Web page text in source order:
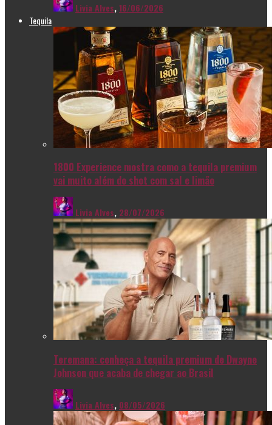
Livia Alves,16/06/2026
Tequila
1800 Experience mostra como a tequila premium
vai muito além do shot com sal e limão
Livia Alves, 28/07/2026
Teremana: conheça a tequila premium de Dwayne
Johnson que acaba de chegar ao Brasil
Livia Alves, 08/05/2026